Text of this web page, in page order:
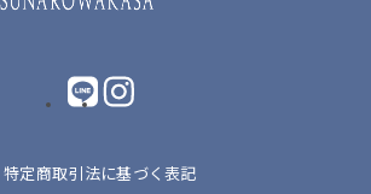
LINE instagram
特定商取引法に基づく表記